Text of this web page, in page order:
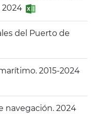
2024
del Puerto de
2015-2024
navegación. 2024